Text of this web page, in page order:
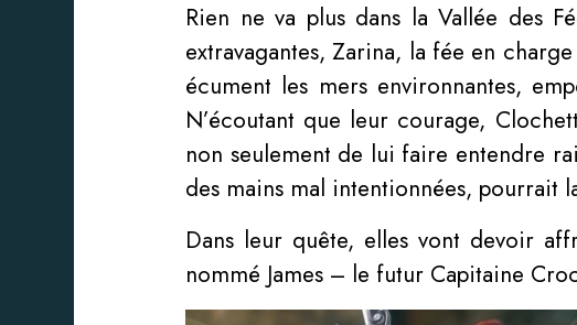
Rien ne va plus dans la Vallée des
extravagantes, Zarina, la fée en
écument les mers environnantes,
N’écoutant que leur courage,
non seulement de lui faire entendre
des mains mal intentionnées, pourrait
Dans leur quête, elles vont devoir
nommé James – le futur Capitaine